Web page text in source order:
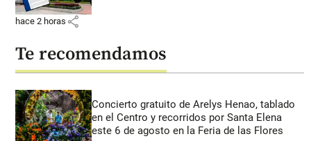
hace 2 horas share
Te recomendamos
Concierto gratuito de Arelys Henao, tablado
en el Centro y recorridos por Santa Elena
este 6 de agosto en la Feria de las Flores